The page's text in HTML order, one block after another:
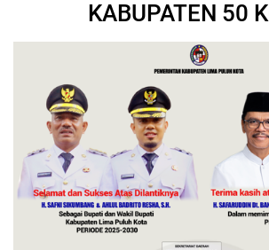
KABUPATEN 50